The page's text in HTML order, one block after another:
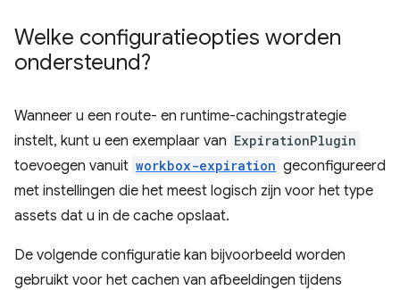
Welke configuratieopties worden
ondersteund?
Wanneer u een route- en runtime-cachingstrategie
instelt, kunt u een exemplaar van ExpirationPlugin
toevoegen vanuit workbox-expiration geconfigureerd
met instellingen die het meest logisch zijn voor het type
assets dat u in de cache opslaat.
De volgende configuratie kan bijvoorbeeld worden
gebruikt voor het cachen van afbeeldingen tijdens